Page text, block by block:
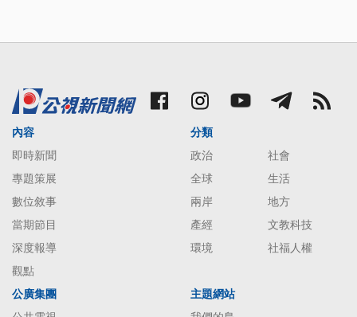
內容
即時新聞
專題策展
數位敘事
當期節目
深度報導
觀點
分類
政治
社會
全球
生活
兩岸
地方
產經
文教科技
環境
社福人權
公廣集團
主題網站